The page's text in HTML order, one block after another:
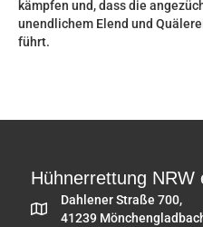
kämpfen und, dass die
unendlichem Elend und
führt.
Hühnerrettung NRW
Dahlener Straße 700,
41239